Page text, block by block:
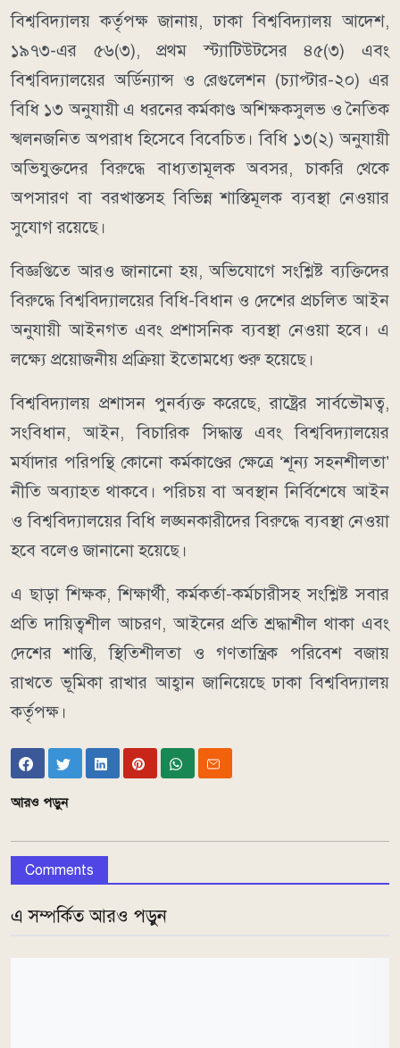
বিশ্ববিদ্যালয় কর্তৃপক্ষ জানায়, ঢাকা বিশ্ববিদ্যালয় আদেশ,
১৯৭৩-এর ৫৬(৩), প্রথম স্ট্যাটিউটসের ৪৫(৩) এবং
বিশ্ববিদ্যালয়ের অর্ডিন্যান্স ও রেগুলেশন (চ্যাপ্টার-২০) এর
বিধি ১৩ অনুযায়ী এ ধরনের কর্মকাণ্ড অশিক্ষকসুলভ ও নৈতিক
স্খলনজনিত অপরাধ হিসেবে বিবেচিত। বিধি ১৩(২) অনুযায়ী
অভিযুক্তদের বিরুদ্ধে বাধ্যতামূলক অবসর, চাকরি থেকে
অপসারণ বা বরখাস্তসহ বিভিন্ন শাস্তিমূলক ব্যবস্থা নেওয়ার
সুযোগ রয়েছে।
বিজ্ঞপ্তিতে আরও জানানো হয়, অভিযোগে সংশ্লিষ্ট ব্যক্তিদের
বিরুদ্ধে বিশ্ববিদ্যালয়ের বিধি-বিধান ও দেশের প্রচলিত আইন
অনুযায়ী আইনগত এবং প্রশাসনিক ব্যবস্থা নেওয়া হবে। এ
লক্ষ্যে প্রয়োজনীয় প্রক্রিয়া ইতোমধ্যে শুরু হয়েছে।
বিশ্ববিদ্যালয় প্রশাসন পুনর্ব্যক্ত করেছে, রাষ্ট্রের সার্বভৌমত্ব,
সংবিধান, আইন, বিচারিক সিদ্ধান্ত এবং বিশ্ববিদ্যালয়ের
মর্যাদার পরিপন্থি কোনো কর্মকাণ্ডের ক্ষেত্রে ‘শূন্য সহনশীলতা’
নীতি অব্যাহত থাকবে। পরিচয় বা অবস্থান নির্বিশেষে আইন
ও বিশ্ববিদ্যালয়ের বিধি লঙ্ঘনকারীদের বিরুদ্ধে ব্যবস্থা নেওয়া
হবে বলেও জানানো হয়েছে।
এ ছাড়া শিক্ষক, শিক্ষার্থী, কর্মকর্তা-কর্মচারীসহ সংশ্লিষ্ট সবার
প্রতি দায়িত্বশীল আচরণ, আইনের প্রতি শ্রদ্ধাশীল থাকা এবং
দেশের শান্তি, স্থিতিশীলতা ও গণতান্ত্রিক পরিবেশ বজায়
রাখতে ভূমিকা রাখার আহ্বান জানিয়েছে ঢাকা বিশ্ববিদ্যালয়
কর্তৃপক্ষ।
আরও পড়ুন
Comments
এ সম্পর্কিত আরও পড়ুন